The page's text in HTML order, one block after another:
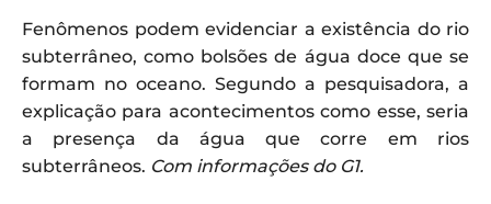
Fenômenos podem evidenciar a existência do rio
subterrâneo, como bolsões de água doce que se
formam no oceano. Segundo a pesquisadora, a
explicação para acontecimentos como esse, seria
a presença da água que corre em rios
subterrâneos. Com informações do G1.